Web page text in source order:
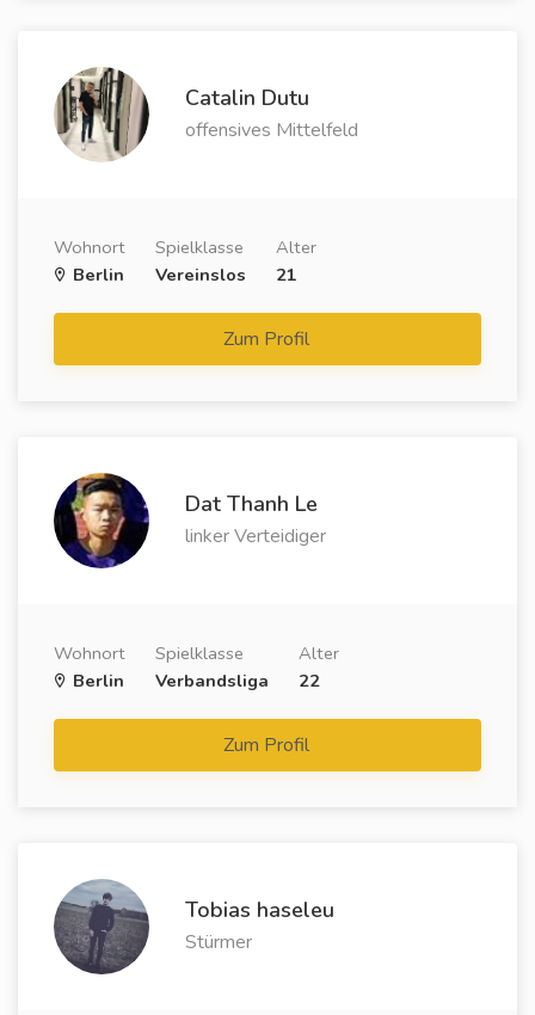
Catalin Dutu
offensives Mittelfeld
Wohnort
Berlin
Spielklasse
Vereinslos
Alter
21
Zum Profil
Dat Thanh Le
linker Verteidiger
Wohnort
Berlin
Spielklasse
Verbandsliga
Alter
22
Zum Profil
Tobias haseleu
Stürmer